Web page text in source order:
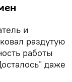
и
раздутую
работы
даже